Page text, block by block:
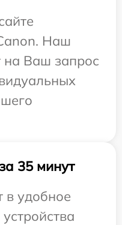
Наш
на Ваш запрос
35 минут
в удобное